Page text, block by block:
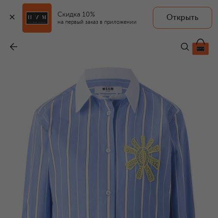
Скидка 10%
на первый заказ в приложении
Открыть
19 650 ₽